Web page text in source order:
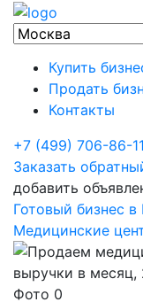
Купить
Продать
Контакты
+7 (499) 706-86-11
Заказать
добавить
Готовый бизнес
Медицинские